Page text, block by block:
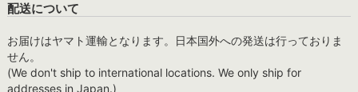
配送について
お届けはヤマト運輸となります。日本国外への発送は行っておりま
せん。
(We don't ship to international locations. We only ship for
addresses in Japan.)